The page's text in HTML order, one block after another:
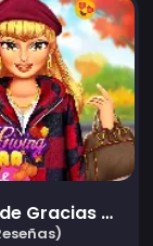
Acción de Gracias al Estilo del Escuadrón